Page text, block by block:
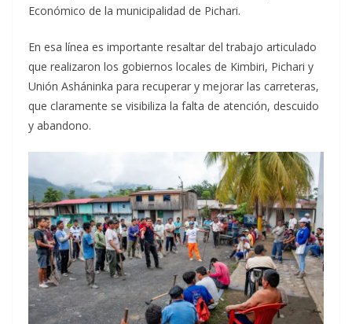
Económico de la municipalidad de Pichari.
En esa línea es importante resaltar del trabajo articulado
que realizaron los gobiernos locales de Kimbiri, Pichari y
Unión Asháninka para recuperar y mejorar las carreteras,
que claramente se visibiliza la falta de atención, descuido
y abandono.